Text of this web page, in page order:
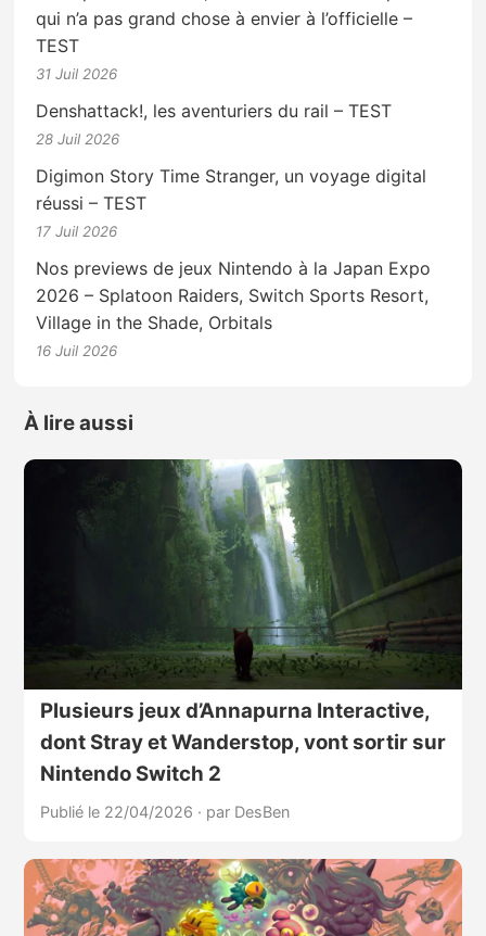
qui n’a pas grand chose à envier à l’officielle –
TEST
31 Juil 2026
Denshattack!, les aventuriers du rail – TEST
28 Juil 2026
Digimon Story Time Stranger, un voyage digital
réussi – TEST
17 Juil 2026
Nos previews de jeux Nintendo à la Japan Expo
2026 – Splatoon Raiders, Switch Sports Resort,
Village in the Shade, Orbitals
16 Juil 2026
À lire aussi
Plusieurs jeux d’Annapurna Interactive,
dont Stray et Wanderstop, vont sortir sur
Nintendo Switch 2
Publié le 22/04/2026 · par DesBen